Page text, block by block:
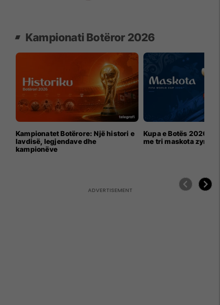
Kampionati Botëror 2026
Kampionatet Botërore: Një histori e
lavdisë, legjendave dhe
kampionëve
Kupa e Botës 2026
me tri maskota zyrtare